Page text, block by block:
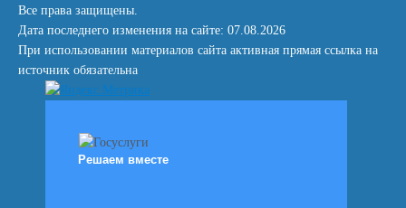
Все права защищены.
Дата последнего изменения на сайте: 07.08.2026
При использовании материалов сайта активная прямая ссылка на
источник обязательна
Решаем вместе